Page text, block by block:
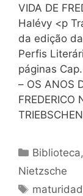
VIDA DE
Halévy <p
da edição
Perfis
páginas
– OS ANOS
FREDERICO
Categorias
Biblioteca,
Nietzsche
Tags